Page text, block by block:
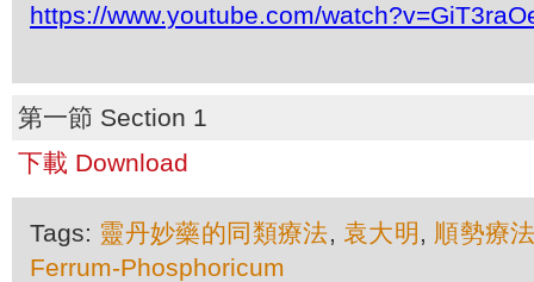
https://www.youtube.com/
第一節 Section 1
下載 Download
Tags: 靈丹妙藥的同類療法, 袁大明 , 順勢療
Ferrum-Phosphoricum